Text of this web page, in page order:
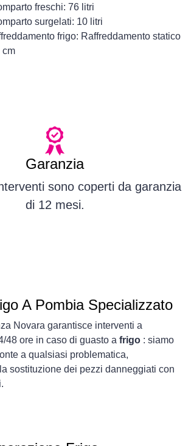
freschi: 76 litri
surgelati: 10 litri
frigo: Raffreddamento statico
cm
Garanzia
sono coperti da garanzia
di 12 mesi.
A Pombia Specializzato
Novara garantisce interventi a
48 ore in caso di guasto a frigo : siamo
a qualsiasi problematica,
sostituzione dei pezzi danneggiati con